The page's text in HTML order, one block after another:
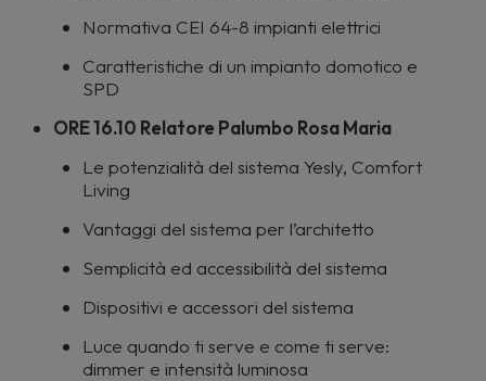
Normativa CEI 64-8 impianti elettrici
Caratteristiche di un impianto domotico e
SPD
ORE 16.10 Relatore Palumbo Rosa Maria
Le potenzialità del sistema Yesly, Comfort
Living
Vantaggi del sistema per l’architetto
Semplicità ed accessibilità del sistema
Dispositivi e accessori del sistema
Luce quando ti serve e come ti serve:
dimmer e intensità luminosa